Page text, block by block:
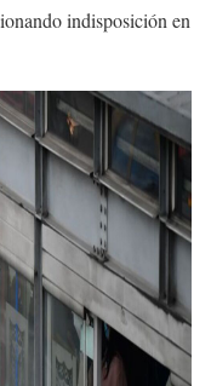
indisposición en